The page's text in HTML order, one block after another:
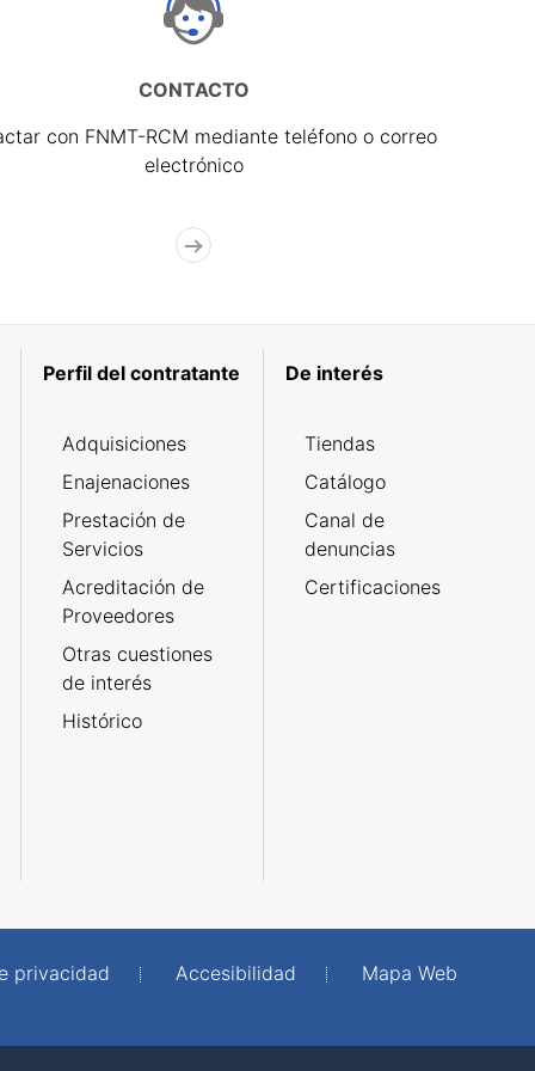
CONTACTO
con FNMT-RCM mediante teléfono o correo
electrónico
Perfil del contratante
Adquisiciones
Enajenaciones
Prestación de
Servicios
Acreditación de
Proveedores
Otras cuestiones
de interés
Histórico
De interés
Tiendas
Catálogo
Canal de
denuncias
Certificaciones
privacidad Accesibilidad
Mapa Web